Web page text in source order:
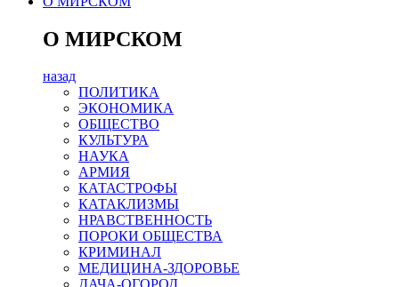
О МИРСКОМ
назад
ПОЛИТИКА
ЭКОНОМИКА
ОБЩЕСТВО
КУЛЬТУРА
НАУКА
АРМИЯ
КАТАСТРОФЫ
КАТАКЛИЗМЫ
НРАВСТВЕННОСТЬ
ПОРОКИ ОБЩЕСТВА
КРИМИНАЛ
МЕДИЦИНА-ЗДОРОВЬЕ